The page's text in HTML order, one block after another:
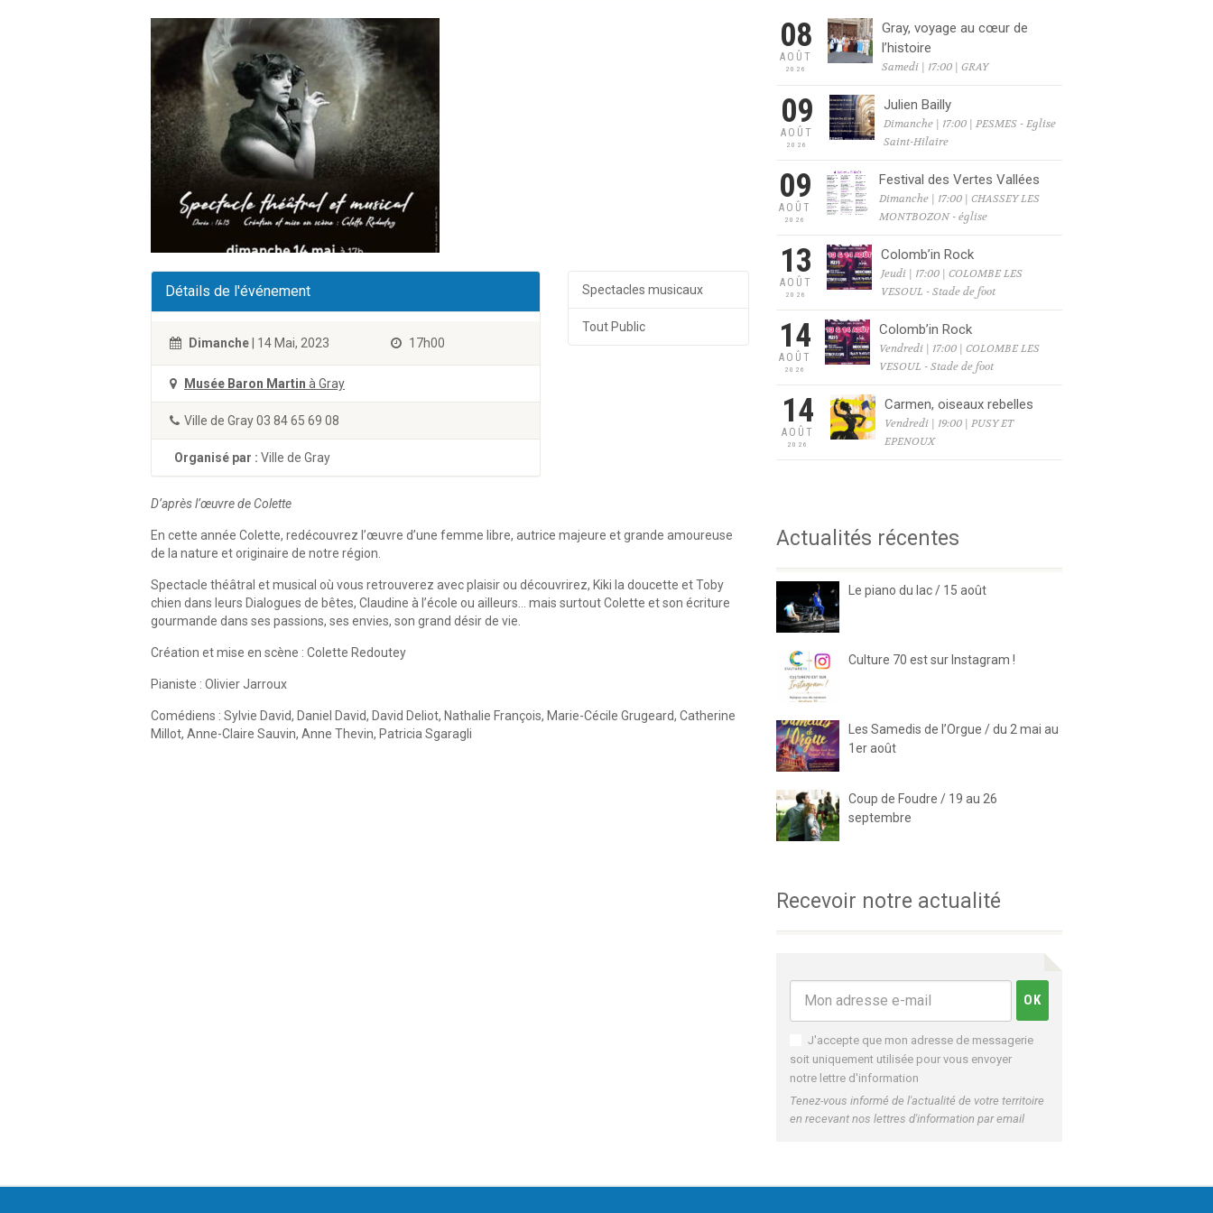
Détails de l'événement
Dimanche | 14 Mai, 2023 17h00
Musée Baron Martin à Gray
Ville de Gray 03 84 65 69 08
Organisé par : Ville de Gray
Spectacles musicaux
Tout Public
D’après l’œuvre de Colette
En cette année Colette, redécouvrez l’œuvre d’une femme libre, autrice majeure et grande amoureuse
de la nature et originaire de notre région.
Spectacle théâtral et musical où vous retrouverez avec plaisir ou découvrirez, Kiki la doucette et Toby
chien dans leurs Dialogues de bêtes, Claudine à l’école ou ailleurs… mais surtout Colette et son écriture
gourmande dans ses passions, ses envies, son grand désir de vie.
Création et mise en scène : Colette Redoutey
Pianiste : Olivier Jarroux
Comédiens : Sylvie David, Daniel David, David Deliot, Nathalie François, Marie-Cécile Grugeard, Catherine
Millot, Anne-Claire Sauvin, Anne Thevin, Patricia Sgaragli
08
AOÛT
2026
Gray, voyage au cœur de
l’histoire
Samedi | 17:00 | GRAY
09
AOÛT
2026
Julien Bailly
Dimanche | 17:00 | PESMES - Eglise
Saint-Hilaire
09
AOÛT
2026
Festival des Vertes Vallées
Dimanche | 17:00 | CHASSEY LES
MONTBOZON - église
13
AOÛT
2026
Colomb’in Rock
Jeudi | 17:00 | COLOMBE LES
VESOUL - Stade de foot
14
AOÛT
2026
Colomb’in Rock
Vendredi | 17:00 | COLOMBE LES
VESOUL - Stade de foot
14
AOÛT
2026
Carmen, oiseaux rebelles
Vendredi | 19:00 | PUSY ET
EPENOUX
Actualités récentes
Le piano du lac / 15 août
Culture 70 est sur Instagram !
Les Samedis de l’Orgue / du 2 mai au
1er août
Coup de Foudre / 19 au 26
septembre
Recevoir notre actualité
J'accepte que mon adresse de messagerie
soit uniquement utilisée pour vous envoyer
notre lettre d'information
Tenez-vous informé de l'actualité de votre territoire
en recevant nos lettres d'information par email